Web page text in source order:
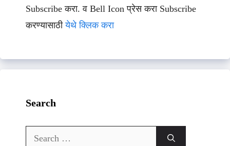
Subscribe करा. व Bell Icon प्रेस करा Subscribe
करण्यासाठीयेथे क्लिक करा
Search
Search